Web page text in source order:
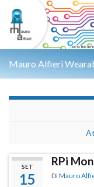
Mauro Alfieri
SET
15
RPi
DiMauro